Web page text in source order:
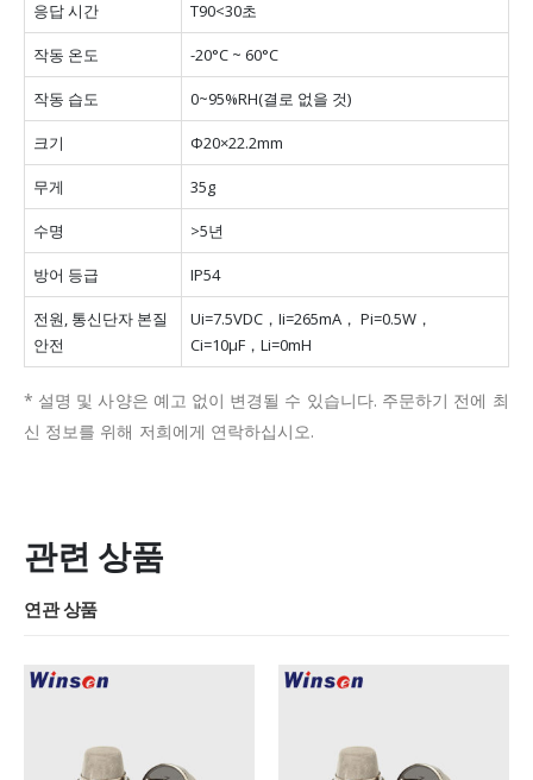
응답 시간 T90<30초
작동 온도 -20°C ~ 60°C
작동 습도 0~95%RH(결로 없을 것)
크기 Φ20×22.2mm
무게 35g
수명 >5년
방어 등급 IP54
전원, 통신단자 본질
안전
Ui=7.5VDC，Ii=265mA， Pi=0.5W，
Ci=10μF，Li=0mH
* 설명 및 사양은 예고 없이 변경될 수 있습니다. 주문하기 전에 최
신 정보를 위해 저희에게 연락하십시오.
관련 상품
연관 상품